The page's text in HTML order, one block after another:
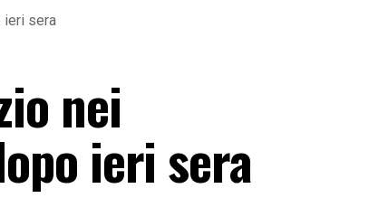
ieri sera
nei
ieri sera